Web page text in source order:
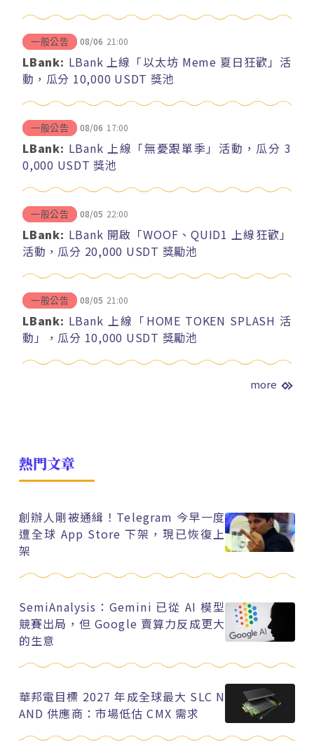
一般公告 08/06 21:00
LBank: LBank 上線「以太坊 Meme 夏日狂歡」活
動，瓜分 10,000 USDT 獎池
一般公告 08/06 17:00
LBank: LBank 上線「無憂跟單季」活動，瓜分 3
0,000 USDT 獎池
一般公告 08/05 22:00
LBank: LBank 開啟「WOOF、QUID1 上線狂歡」
活動，瓜分 20,000 USDT 獎勵池
一般公告 08/05 21:00
LBank: LBank 上線「HOME TOKEN SPLASH 活
動」，瓜分 10,000 USDT 獎勵池
more
熱門文章
創辦人剛被通緝！Telegram 今早一度
遭全球 App Store 下架，現已恢復上
架
SemiAnalysis：Gemini 已從 AI 模型
競賽出局，但 Google 賣算力反成更大
的生意
華邦電目標 2027 年成全球最大 SLC N
AND 供應商：市場低估 CMX 需求